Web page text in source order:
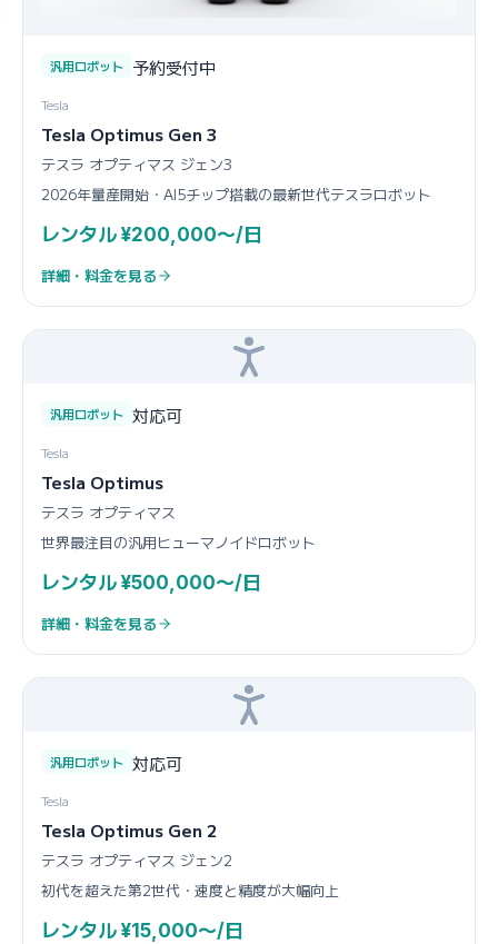
汎用ロボット 予約受付中
Tesla
Tesla Optimus Gen 3
テスラ オプティマス ジェン3
2026年量産開始・AI5チップ搭載の最新世代テスラロボット
レンタル ¥200,000〜/日
詳細・料金を見る
汎用ロボット 対応可
Tesla
Tesla Optimus
テスラ オプティマス
世界最注目の汎用ヒューマノイドロボット
レンタル ¥500,000〜/日
詳細・料金を見る
汎用ロボット 対応可
Tesla
Tesla Optimus Gen 2
テスラ オプティマス ジェン2
初代を超えた第2世代・速度と精度が大幅向上
レンタル ¥15,000〜/日